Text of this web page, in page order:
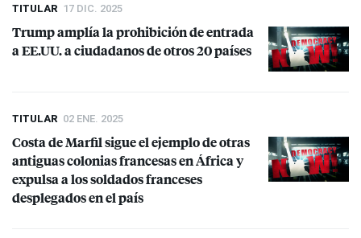
TITULAR 17 DIC. 2025
Trump amplía la prohibición de entrada
a EE.UU. a ciudadanos de otros 20 países
TITULAR 02 ENE. 2025
Costa de Marfil sigue el ejemplo de otras
antiguas colonias francesas en África y
expulsa a los soldados franceses
desplegados en el país